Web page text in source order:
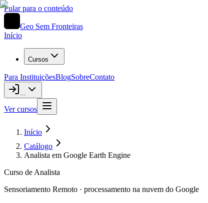
Pular para o conteúdo
Geo Sem Fronteiras
Início
Cursos
Para InstituiçõesBlogSobreContato
...
Ver cursos
Início
Catálogo
Analista em Google Earth Engine
Curso de Analista
Sensoriamento Remoto · processamento na nuvem do Google